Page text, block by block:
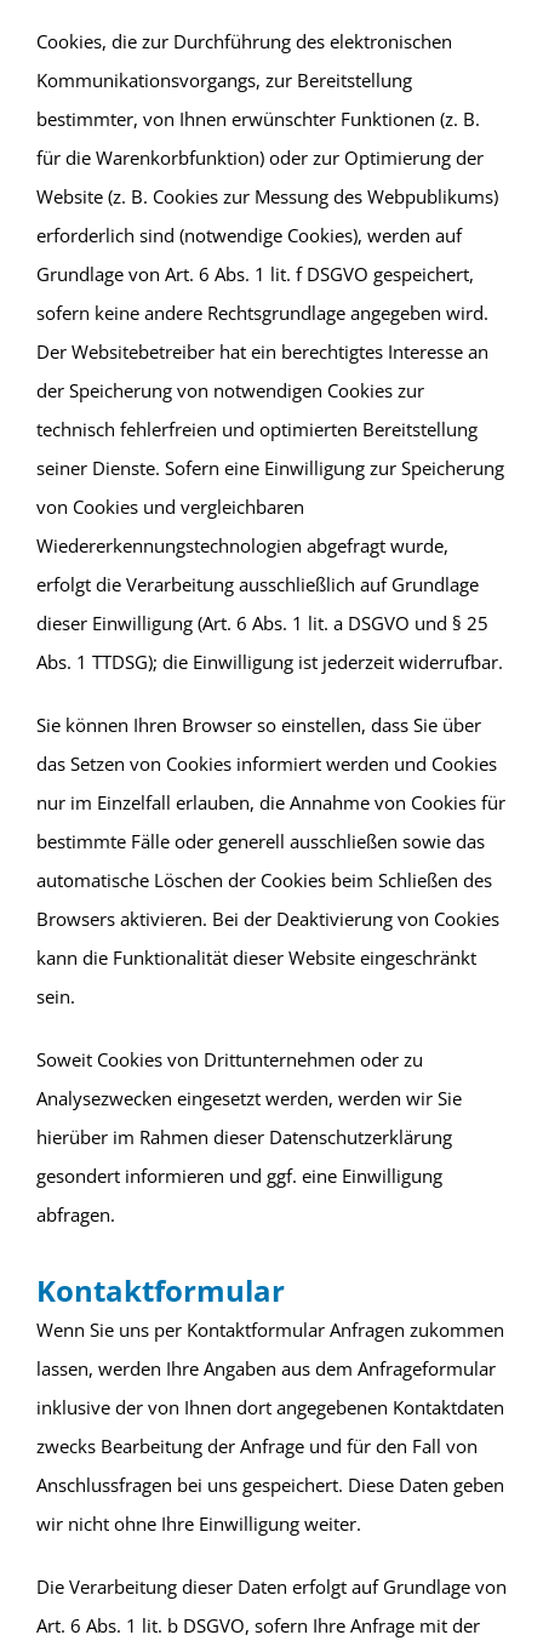
Cookies, die zur Durchführung des elektronischen
Kommunikationsvorgangs, zur Bereitstellung
bestimmter, von Ihnen erwünschter Funktionen (z. B.
für die Warenkorbfunktion) oder zur Optimierung der
Website (z. B. Cookies zur Messung des Webpublikums)
erforderlich sind (notwendige Cookies), werden auf
Grundlage von Art. 6 Abs. 1 lit. f DSGVO gespeichert,
sofern keine andere Rechtsgrundlage angegeben wird.
Der Websitebetreiber hat ein berechtigtes Interesse an
der Speicherung von notwendigen Cookies zur
technisch fehlerfreien und optimierten Bereitstellung
seiner Dienste. Sofern eine Einwilligung zur Speicherung
von Cookies und vergleichbaren
Wiedererkennungstechnologien abgefragt wurde,
erfolgt die Verarbeitung ausschließlich auf Grundlage
dieser Einwilligung (Art. 6 Abs. 1 lit. a DSGVO und § 25
Abs. 1 TTDSG); die Einwilligung ist jederzeit widerrufbar.
Sie können Ihren Browser so einstellen, dass Sie über
das Setzen von Cookies informiert werden und Cookies
nur im Einzelfall erlauben, die Annahme von Cookies für
bestimmte Fälle oder generell ausschließen sowie das
automatische Löschen der Cookies beim Schließen des
Browsers aktivieren. Bei der Deaktivierung von Cookies
kann die Funktionalität dieser Website eingeschränkt
sein.
Soweit Cookies von Drittunternehmen oder zu
Analysezwecken eingesetzt werden, werden wir Sie
hierüber im Rahmen dieser Datenschutzerklärung
gesondert informieren und ggf. eine Einwilligung
abfragen.
Kontaktformular
Wenn Sie uns per Kontaktformular Anfragen zukommen
lassen, werden Ihre Angaben aus dem Anfrageformular
inklusive der von Ihnen dort angegebenen Kontaktdaten
zwecks Bearbeitung der Anfrage und für den Fall von
Anschlussfragen bei uns gespeichert. Diese Daten geben
wir nicht ohne Ihre Einwilligung weiter.
Die Verarbeitung dieser Daten erfolgt auf Grundlage von
Art. 6 Abs. 1 lit. b DSGVO, sofern Ihre Anfrage mit der